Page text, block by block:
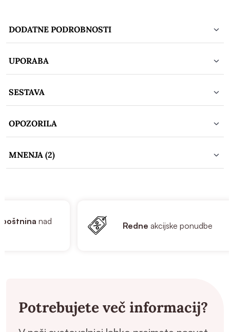
DODATNE PODROBNOSTI
UPORABA
SESTAVA
OPOZORILA
MNENJA (2)
nad Redneakcijske ponudbe
Potrebujete več informacij?